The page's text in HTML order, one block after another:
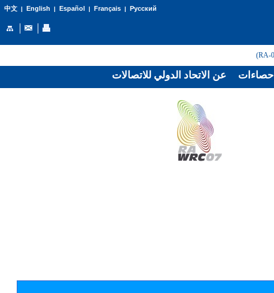
中文| English | Español | Français| Русский
عن الاتحاد الدولي للاتصالات